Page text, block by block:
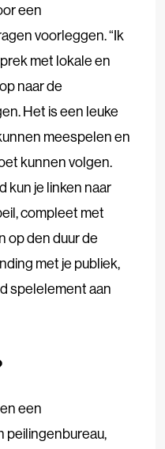
een
voorleggen. “Ik
met lokale en
naar de
Het is een leuke
meespelen en
kunnen volgen.
kun je linken naar
compleet met
op den duur de
met je publiek,
spelelement aan
een
peilingenbureau,